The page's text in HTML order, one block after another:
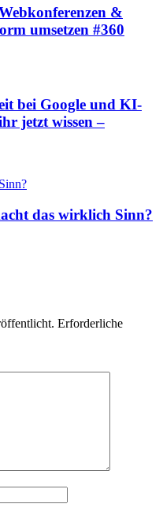
&
umsetzen #360
bei Google und KI-
jetzt wissen –
das wirklich Sinn?
Erforderliche